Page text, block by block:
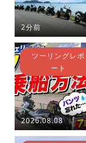
2分前
2026.08.08
ツーリングレポ
ート